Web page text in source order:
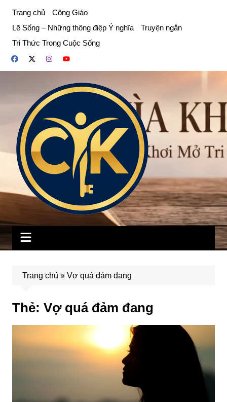
phần
dung
Trang chủ
Công Giáo
Lẽ Sống – Những thông điệp Ý nghĩa
Truyện ngắn
Tri Thức Trong Cuộc Sống
Trang chủ » Vợ quá đảm đang
Thẻ: Vợ quá đảm đang